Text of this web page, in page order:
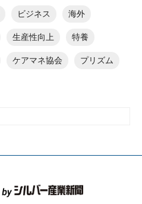
ビジネス 海外
生産性向上 特養
ケアマネ協会 プリズム